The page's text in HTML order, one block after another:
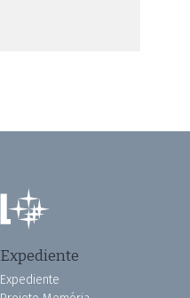
Expediente
Expediente